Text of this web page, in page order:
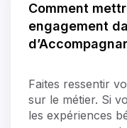
Comment
engagement
Faites ressentir
sur le métier. Si
les expériences